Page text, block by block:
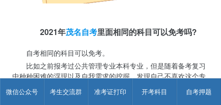
微信公众号 考生交流群 准考证打印 开考科目 自考押题
2021年茂名自考里面相同的科目可以免考吗?
自考相同的科目可以免考。
比如之前报考过公共管理专业本科专业，但是随着备考复习
中种种困难的浮现以及自我需求的挖掘，发现自己不喜欢这个专
重复的，那接下来可以申请免考。